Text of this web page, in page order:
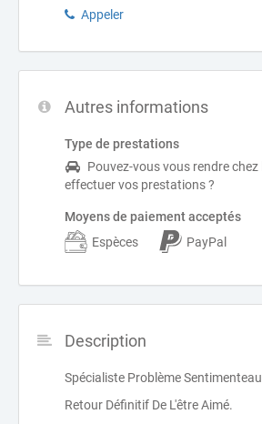
Appeler
Autres informations
Type de prestations
Pouvez-vous vous rendre
effectuer vos prestations ?
Moyens de paiement acceptés
Espèces
PayPal
Description
Spécialiste Problème
Retour Définitif De L'être Aimé.